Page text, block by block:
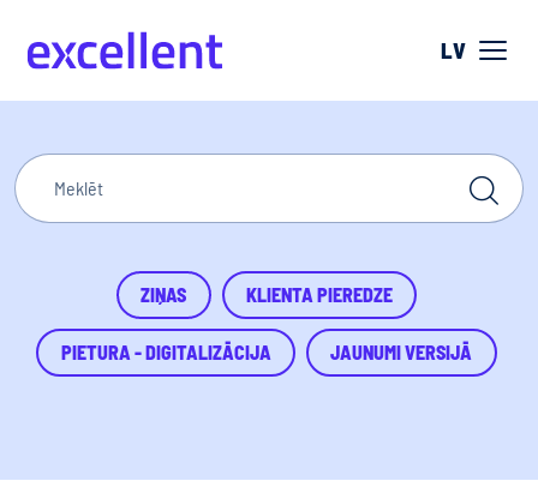
LV
ZIŅAS KLIENTA PIEREDZE
PIETURA - DIGITALIZĀCIJA JAUNUMI VERSIJĀ